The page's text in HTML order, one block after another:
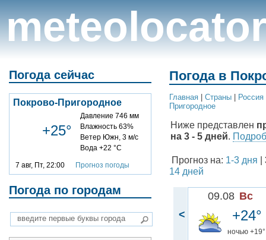
meteolocator
Погода сейчас
Покрово-Пригородное
+25°
Давление 746 мм
Влажность 63%
Ветер Южн, 3 м/с
Вода +22 °C
7 авг, Пт, 22:00 Прогноз погоды
Погода по городам
Погода в
Главная Cтраны Россия
Пригородное
Ниже представлен
на 3 - 5 дней.
Прогноз на: 1-3 дня
14 дней
<
09.08 Вс
+24°
ночью +19°